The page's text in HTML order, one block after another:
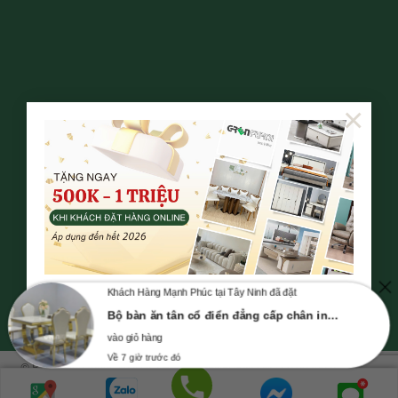
×
© Bản quyền thuộc về NỘI THẤT GREENFURNI | Mã số doanh nghiệp số
0315347534, cung cấp ngày 23-10-2018, nơi cấp: Sở Kế Hoạch và Đầu Tư
Khách Hàng Mạnh Phúc tại Tây Ninh đã đặt
Bộ bàn ăn tân cổ điển đẳng cấp chân inox mạ vàng - AG05 - 1m8+8 ghế
vào giỏ hàng
Về 7 giờ trước đó